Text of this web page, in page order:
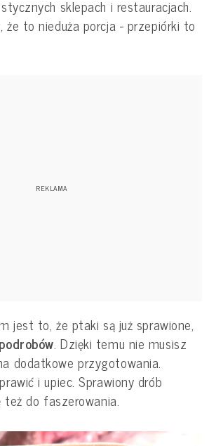
sklepach i restauracjach.
że to nieduża porcja - przepiórki to
jest to, że ptaki są już sprawione,
. Dzięki temu nie musisz
dodatkowe przygotowania.
i upiec. Sprawiony drób
też do faszerowania.